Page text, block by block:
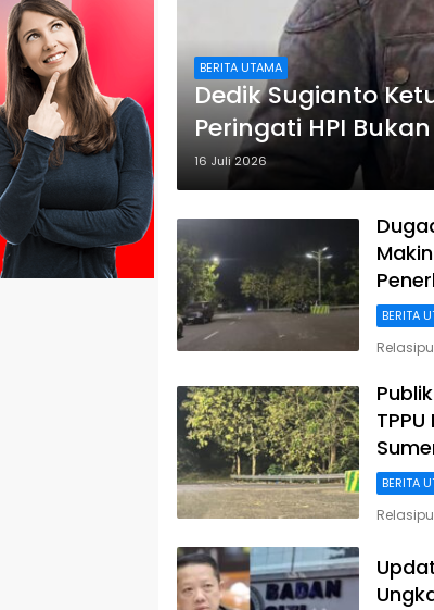
BERITA UTAMA
Dedik Sugianto
Peringati HPI Bukan
16 Juli 2026
BERITA
BERITA